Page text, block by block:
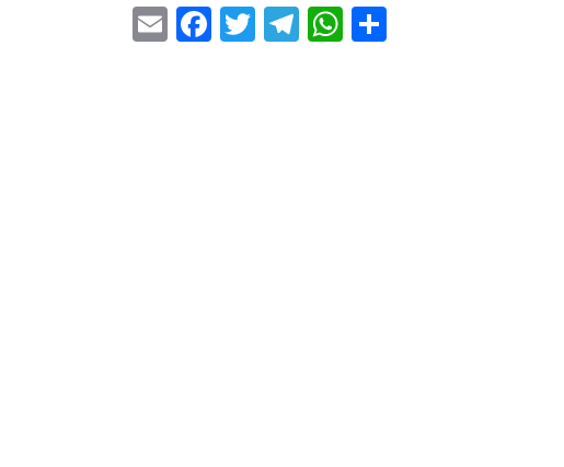
E
F
T
T
W